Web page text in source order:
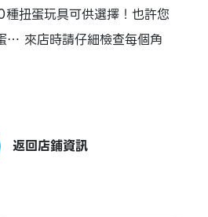
扭蛋玩具可供選擇！也許您
… 來店時請仔細檢查每個角
返回店鋪資訊